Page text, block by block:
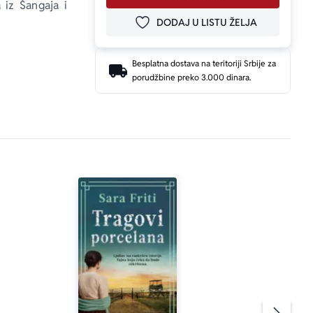
iz Šangaja i
modnog
DODAJ U OMILJENE
DODAJ U LISTU ŽELJA
Besplatna dostava na teritoriji Srbije za
porudžbine preko 3.000 dinara.